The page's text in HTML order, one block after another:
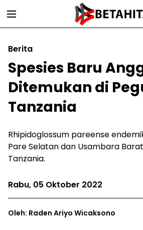
Berita
Spesies Baru
Ditemukan di
Tanzania
Rhipidoglossum pareense
Pare Selatan dan Usambara
Tanzania.
Rabu, 05 Oktober 2022
Oleh: Raden Ariyo Wicaksono